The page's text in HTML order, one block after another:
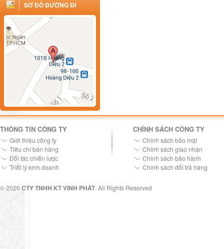
SƠ ĐỒ ĐƯỜNG ĐI
THÔNG TIN CÔNG TY
Giới thiệu công ty
Tiêu chí bán hàng
Đối tác chiến lược
Triết lý kinh doanh
CHÍNH SÁCH CÔNG TY
Chính sách bảo mật
Chính sách giao nhận
Chính sách bảo hành
Chính sách đổi trả hàng
© 2026 CTY TNHH KT VINH PHÁT. All Rights Reserved